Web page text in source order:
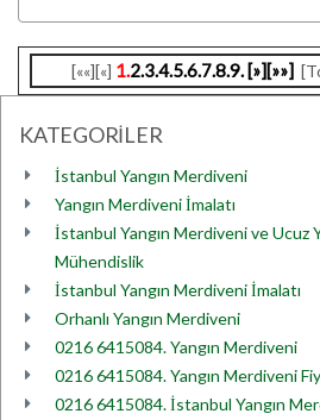
[««][«] 1.2.3.4.5.6.7.8.9.[»][»»]
KATEGORİLER
İstanbul Yangın Merdiveni
Yangın Merdiveni İmalatı
İstanbul Yangın Merdiveni ve Ucuz
Mühendislik
İstanbul Yangın Merdiveni İmalatı
Orhanlı Yangın Merdiveni
0216 6415084. Yangın Merdiveni
0216 6415084. Yangın Merdiveni
0216 6415084. İstanbul Yangın